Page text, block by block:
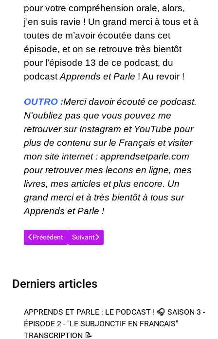
pour votre compréhension orale, alors,
j’en suis ravie ! Un grand merci à tous et à
toutes de m’avoir écoutée dans cet
épisode, et on se retrouve très bientôt
pour l’épisode 13 de ce podcast, du
podcast Apprends et Parle ! Au revoir !
OUTRO :Merci davoir écouté ce podcast.
N'oubliez pas que vous pouvez me
retrouver sur Instagram et YouTube pour
plus de contenu sur le Français et visiter
mon site internet : apprendsetparle.com
pour retrouver mes lecons en ligne, mes
livres, mes articles et plus encore. Un
grand merci et à très bientôt à tous sur
Apprends et Parle !
Article précédent : APPRENDS ET PARLE : LE PODCAST ! 🎧
Précédent Article suivant : APPRENDS ET PARLE : LE
Suivant
Derniers articles
APPRENDS ET PARLE : LE PODCAST ! 🎧 SAISON 3 -
ÉPISODE 2 - "LE SUBJONCTIF EN FRANCAIS" ​​​​
TRANSCRIPTION 📝​